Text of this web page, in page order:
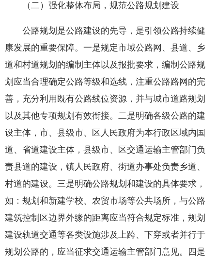
（二）强化整体布局，规范公路规划建设
公路规划是公路建设的先导，是引领公路持续健
康发展的重要保障。一是规定市域公路网、县道、乡
道和村道规划的编制主体以及报批要求，编制公路规
划应当合理确定公路等级和选线，注重公路路网的完
善，充分利用既有公路线位资源，并与城市道路规划
以及其他专项规划有效衔接。二是明确各级公路的建
设主体，市、县级市、区人民政府为本行政区域内国
道、省道建设主体，县级市、区交通运输主管部门负
责县道的建设，镇人民政府、街道办事处负责乡道、
村道的建设。三是明确公路规划和建设的具体要求，
如：规划和新建学校、农贸市场等公共场所，与公路
建筑控制区边界外缘的距离应当符合规定标准，规划
建设轨道交通等各类设施涉及上跨、下穿或者并行于
规划公路的，应当征求交通运输主管部门意见。四是